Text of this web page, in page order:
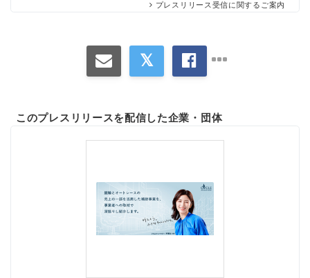
プレスリリース受信に関するご案内
このプレスリリースを配信した企業・団体